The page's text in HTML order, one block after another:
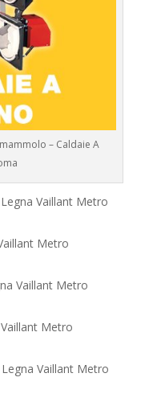
– Caldaie A
Vaillant Metro
Metro
Vaillant Metro
Metro
Legna Vaillant Metro